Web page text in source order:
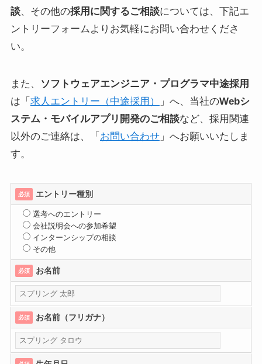
談、その他の採用に関するご相談については、下記エ
ントリーフォームよりお気軽にお問い合わせくださ
い。
また、
ソフトウェアエンジニア・プログラマ中途採用
は「 求人エントリー（中途採用） 」へ、当社のWebシ
ステム・モバイルアプリ開発のご相談など、採用関連
以外のご連絡は、「 お問い合わせ」へお願いいたしま
す。
必須 エントリー種別
選考へのエントリー
会社説明会への参加希望
インターンシップの相談
その他
必須 お名前
必須 お名前（フリガナ）